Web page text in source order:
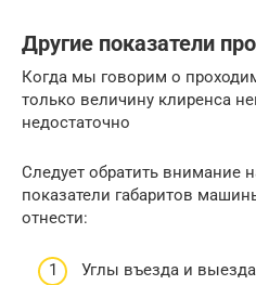
Другие показатели
Когда мы говорим о
только величину клиренса
недостаточно
Следует обратить внимание
показатели габаритов
отнести:
Углы въезда и